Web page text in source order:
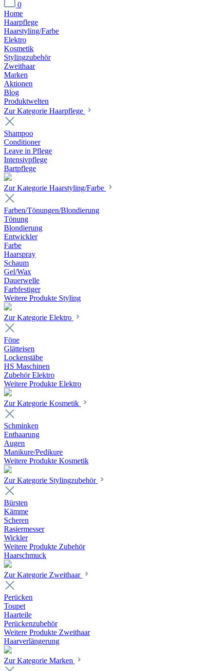
0
Home
Haarpflege
Haarstyling/Farbe
Elektro
Kosmetik
Stylingzubehör
Zweithaar
Marken
Aktionen
Blog
Produktwelten
Zur Kategorie Haarpflege
Shampoo
Conditioner
Leave in Pflege
Intensivpflege
Bartpflege
Zur Kategorie Haarstyling/Farbe
Farben/Tönungen/Blondierung
Tönung
Blondierung
Entwickler
Farbe
Haarspray
Schaum
Gel/Wax
Dauerwelle
Farbfestiger
Weitere Produkte Styling
Zur Kategorie Elektro
Föne
Glätteisen
Lockenstäbe
HS Maschinen
Zubehör Elektro
Weitere Produkte Elektro
Zur Kategorie Kosmetik
Schminken
Enthaarung
Augen
Manikure/Pedikure
Weitere Produkte Kosmetik
Zur Kategorie Stylingzubehör
Bürsten
Kämme
Scheren
Rasiermesser
Wickler
Weitere Produkte Zubehör
Haarschmuck
Zur Kategorie Zweithaar
Perücken
Toupet
Haarteile
Perückenzubehör
Weitere Produkte Zweithaar
Haarverlängerung
Zur Kategorie Marken